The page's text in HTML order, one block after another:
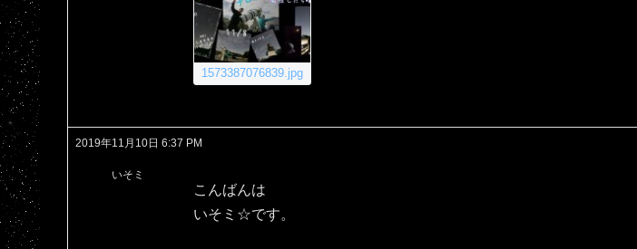
1573387076839.jpg
2019年11月10日 6:37 PM
いそミ
こんばんは
いそミ☆です。